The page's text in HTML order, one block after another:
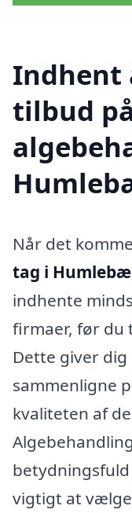
Indhent
tilbud
Når det
tag i
indhente
firmaer, før
Dette giver
sammenligne
kvaliteten af
vigtigt at